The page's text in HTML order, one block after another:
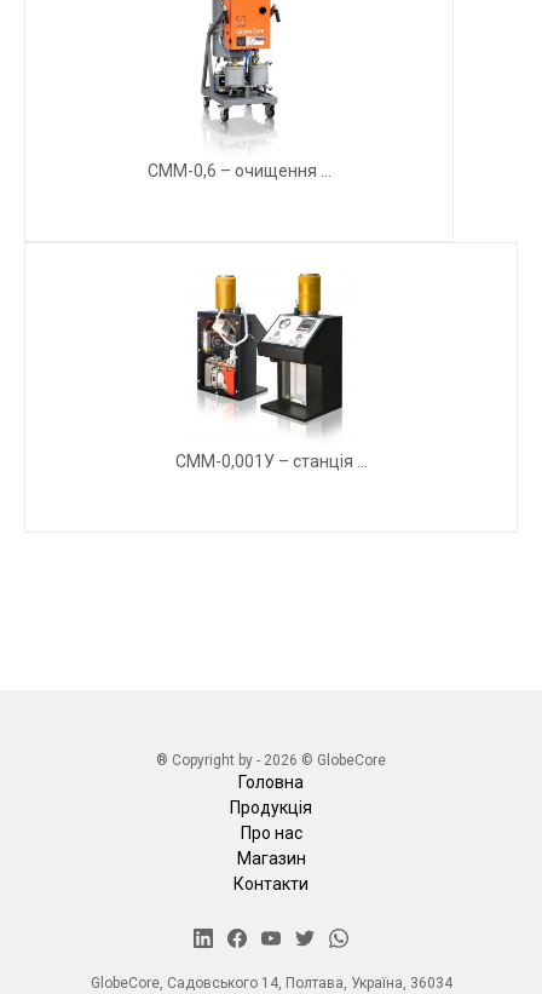
СММ-0,6 – очищення ...
СММ-0,001У – станція ...
Головна
Продукція
Про нас
Магазин
Контакти
GlobeCore, Садовського 14, Полтава, Україна, 36034
® Copyright by - 2026 © GlobeCore